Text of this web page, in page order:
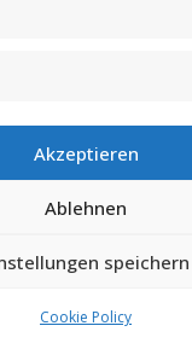
Akzeptieren
Ablehnen
speichern
Cookie Policy
Daten des
Anwendung
auf dieser Seite/